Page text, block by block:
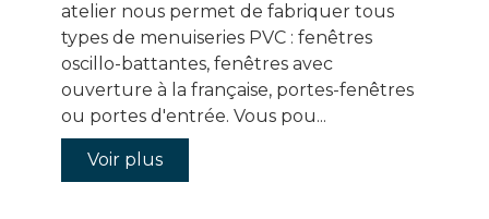
atelier nous permet de fabriquer tous
types de menuiseries PVC : fenêtres
oscillo-battantes, fenêtres avec
ouverture à la française, portes-fenêtres
ou portes d'entrée. Vous pou...
Voir plus